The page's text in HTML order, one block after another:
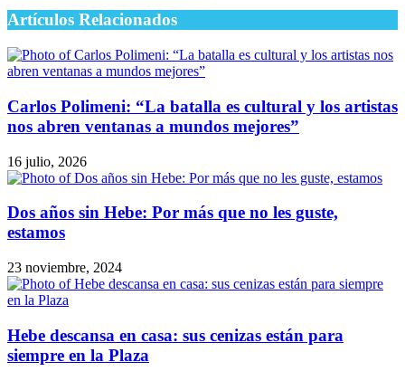
Artículos Relacionados
Carlos Polimeni: “La batalla es cultural y los artistas
nos abren ventanas a mundos mejores”
16 julio, 2026
Dos años sin Hebe: Por más que no les guste,
estamos
23 noviembre, 2024
Hebe descansa en casa: sus cenizas están para
siempre en la Plaza